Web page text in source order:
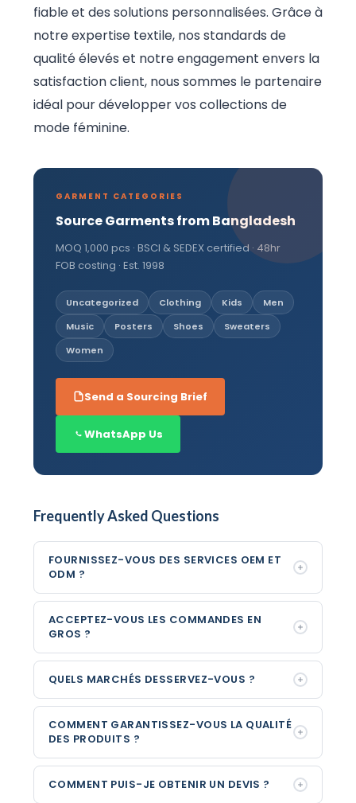
fiable et des solutions personnalisées. Grâce à
notre expertise textile, nos standards de
qualité élevés et notre engagement envers la
satisfaction client, nous sommes le partenaire
idéal pour développer vos collections de
mode féminine.
GARMENT CATEGORIES
Source Garments from Bangladesh
MOQ 1,000 pcs · BSCI & SEDEX certified · 48hr
FOB costing · Est. 1998
Uncategorized Clothing Kids
Men
Music
Posters Shoes
Sweaters
Women
Send a Sourcing Brief
WhatsApp Us
Frequently Asked Questions
FOURNISSEZ-VOUS DES SERVICES OEM ET
ODM ?
ACCEPTEZ-VOUS LES COMMANDES EN
GROS ?
QUELS MARCHÉS DESSERVEZ-VOUS ?
COMMENT GARANTISSEZ-VOUS LA QUALITÉ
DES PRODUITS ?
COMMENT PUIS-JE OBTENIR UN DEVIS ?